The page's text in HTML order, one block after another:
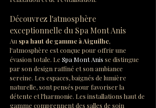
Découvrez l'atmosphère
exceptionnelle du Spa Mont Anis
Au spa haut de gamme à Aiguilhe,
l'atmosphère est conçue pour offrir une
évasion totale. Le Spa Mont Anis se distingue
par son design raffiné et son ambiance
sereine. Les espaces, baignés de lumière
naturelle, sont pensés pour favoriser la
détente et l'harmonie. Les installations haut de
gamme comprennent des salles de soin